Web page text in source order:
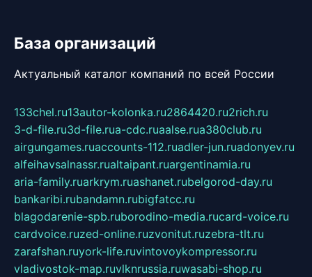
База организаций
Актуальный каталог компаний по всей России
133chel.ru13autor-kolonka.ru2864420.ru2rich.ru
3-d-file.ru3d-file.rua-cdc.ruaalse.rua380club.ru
airgungames.ruaccounts-112.ruadler-jun.ruadonyev.ru
alfeihavsalnassr.rualtaipant.ruargentinamia.ru
aria-family.ruarkrym.ruashanet.rubelgorod-day.ru
bankaribi.rubandamn.rubigfatcc.ru
blagodarenie-spb.ruborodino-media.rucard-voice.ru
cardvoice.ruzed-online.ruzvonitut.ruzebra-tlt.ru
zarafshan.ruyork-life.ruvintovoykompressor.ru
vladivostok-map.ruvlknrussia.ruwasabi-shop.ru